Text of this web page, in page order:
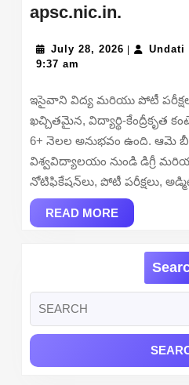
apsc.nic.in.
Judicial
Card
2026
Out
Hall
July 28, 2026 July
| Undati
9:37 am
ఇసైవాని విద్య మరియు పోటీ
ఖచ్చితమైన, విద్యార్థి-కేంద్రీకృత
6+ నెలల అనుభవం ఉంది. ఆమె
విశ్వవిద్యాలయం నుండి డిగ్రీ
నోటిఫికేషన్‌లు, పోటీ పరీక్షలు,
READ MOREREAD
MORE
for: